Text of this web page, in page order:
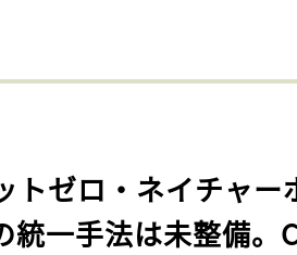
トゼロ・ネイチャー
統一手法は未整備。